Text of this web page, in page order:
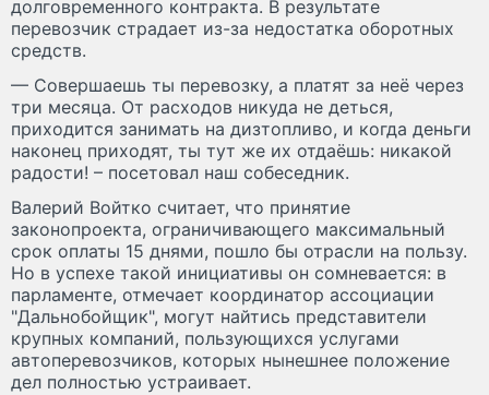
долговременного контракта. В результате
перевозчик страдает из-за недостатка оборотных
средств.
— Совершаешь ты перевозку, а платят за неё через
три месяца. От расходов никуда не деться,
приходится занимать на дизтопливо, и когда деньги
наконец приходят, ты тут же их отдаёшь: никакой
радости! – посетовал наш собеседник.
Валерий Войтко считает, что принятие
законопроекта, ограничивающего максимальный
срок оплаты 15 днями, пошло бы отрасли на пользу.
Но в успехе такой инициативы он сомневается: в
парламенте, отмечает координатор ассоциации
"Дальнобойщик", могут найтись представители
крупных компаний, пользующихся услугами
автоперевозчиков, которых нынешнее положение
дел полностью устраивает.